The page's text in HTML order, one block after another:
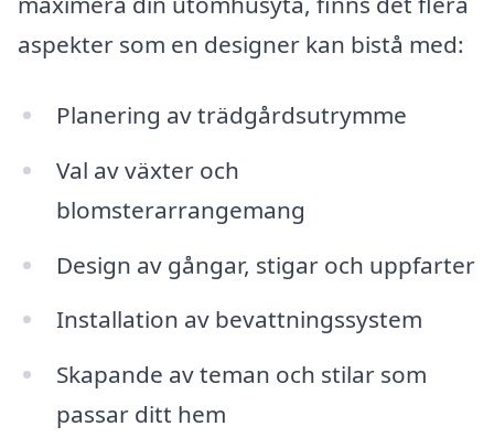
aspekter som en designer kan bistå med:
Planering av trädgårdsutrymme
Val av växter och
blomsterarrangemang
Design av gångar, stigar och uppfarter
Installation av bevattningssystem
Skapande av teman och stilar som
passar ditt hem